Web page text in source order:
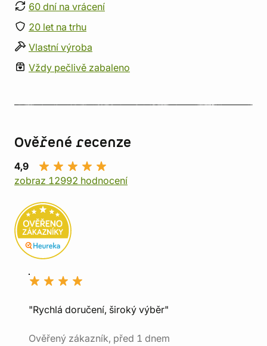
60 dní na vrácení
20 let na trhu
Vlastní výroba
Vždy pečlivě zabaleno
Ověřené recenze
4,9
zobraz 12992 hodnocení
"Rychlá doručení, široký výběr"
Ověřený zákazník, před 1 dnem